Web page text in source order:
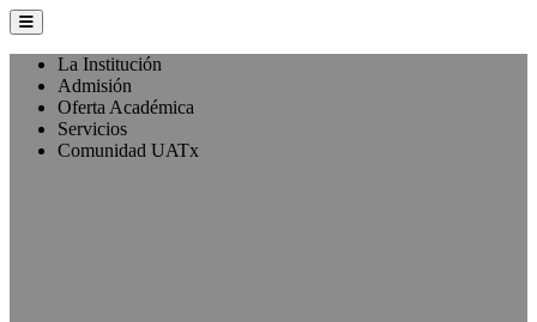
La Institución
Admisión
Oferta Académica
Servicios
Comunidad UATx